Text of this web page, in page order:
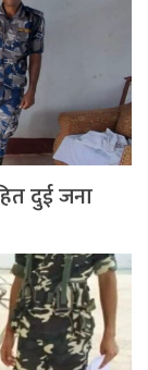
दुई जना